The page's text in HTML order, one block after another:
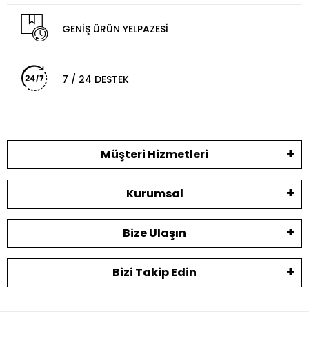
GENİŞ ÜRÜN YELPAZESİ
7 / 24 DESTEK
Müşteri Hizmetleri
Kurumsal
Bize Ulaşın
Bizi Takip Edin